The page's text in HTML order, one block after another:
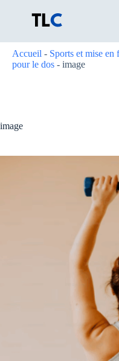
Accueil - Sports et mise en
pour le dos - image
image